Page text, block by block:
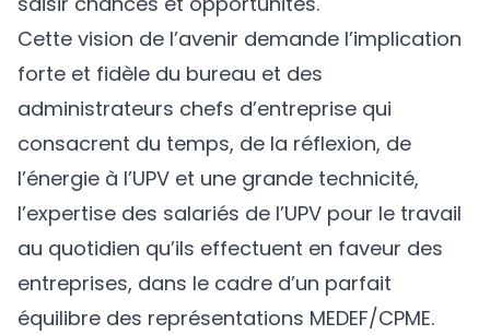
Cette vision de l’avenir demande l’implication
forte et fidèle du bureau et des
administrateurs chefs d’entreprise qui
consacrent du temps, de la réflexion, de
l’énergie à l’UPV et une grande technicité,
l’expertise des salariés de l’UPV pour le travail
au quotidien qu’ils effectuent en faveur des
entreprises, dans le cadre d’un parfait
équilibre des représentations MEDEF/CPME.